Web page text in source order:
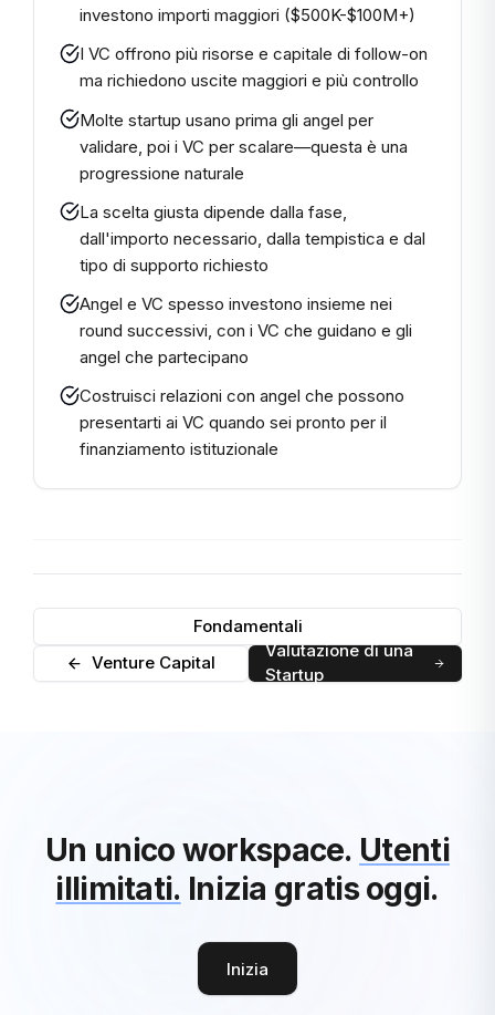
investono importi maggiori ($500K-$100M+)
I VC offrono più risorse e capitale di follow-on
ma richiedono uscite maggiori e più controllo
Molte startup usano prima gli angel per
validare, poi i VC per scalare—questa è una
progressione naturale
La scelta giusta dipende dalla fase,
dall'importo necessario, dalla tempistica e dal
tipo di supporto richiesto
Angel e VC spesso investono insieme nei
round successivi, con i VC che guidano e gli
angel che partecipano
Costruisci relazioni con angel che possono
presentarti ai VC quando sei pronto per il
finanziamento istituzionale
Fondamentali
Venture Capital
Valutazione di una
Startup
Un unico workspace. Utenti
illimitati. Inizia gratis oggi.
Inizia